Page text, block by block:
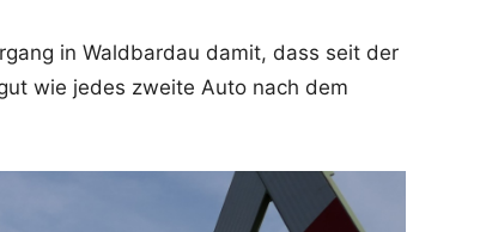
in Waldbardau damit, dass seit der
wie jedes zweite Auto nach dem